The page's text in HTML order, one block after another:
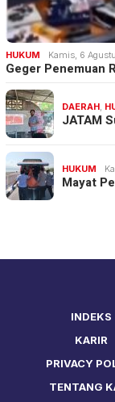
HUKUM Kamis, 6
Geger Penemuan
DAERAH
JATAM
HUKUM
Mayat
INDEKS
KARIR
PRIVACY
TENTANG